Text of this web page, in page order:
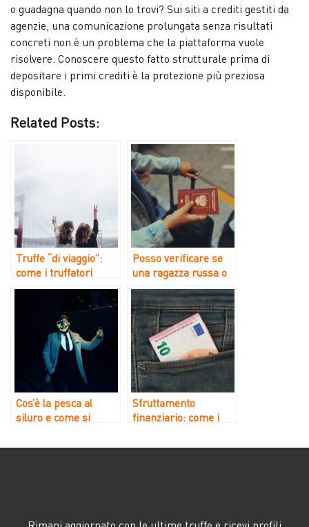
o guadagna quando non lo trovi? Sui siti a crediti gestiti da
agenzie, una comunicazione prolungata senza risultati
concreti non è un problema che la piattaforma vuole
risolvere. Conoscere questo fatto strutturale prima di
depositare i primi crediti è la protezione più preziosa
disponibile.
Related Posts:
Truffe “di viaggio”:
come i truffatori
usano le finte vacanze
per ingannare le loro
Posso verificare se
una ragazza russa o
ucraina è già negli
Stati Uniti o in un
altro paese
occidentale?
Cos’è la pesca al
siluro e come si
pescatore di siluri?
Sfruttamento
finanziario: come i
i risparmi e i beni